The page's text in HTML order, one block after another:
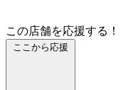
この店舗を応援する！
ここから応援